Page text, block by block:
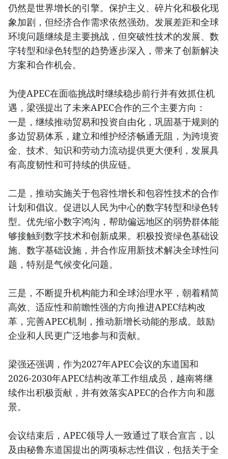
仍然是世界增长的引擎。保护主义、碎片化和极化现
象加剧，但经济合作需求依然强劲。发展差距和全球
环境问题继续是主要挑战，但突破性技术的发展、数
字转型和绿色转型的趋势逐步深入，带来了创新解决
方案和合作机会。
为使APEC在面临挑战时继续稳步前行并有效抓住机
遇，梁强提出了未来APEC合作的三个主要方向：
一是，继续推动贸易和投资自由化，巩固基于规则的
多边贸易体系，建立和维护经济畅通无阻，为跨境资
金、技术、知识和劳动力流动提供更大便利，发展具
有高度韧性和可持续的供应链。
二是，推动实施关于包容性增长和包容性技术的合作
计划和倡议。促进以人民为中心的数字转型和绿色转
型。优先缩小数字鸿沟，帮助偏远地区的弱势群体能
够接触到数字技术和创新成果。积极投资绿色基础设
施、数字基础设施，并合作应用新技术解决全球性问
题，特别是气候变化问题。
三是，不断提升机构能力和全球治理水平，朝着精简
高效、适应性和前瞻性强的方向推进APEC结构改
革，完善APEC机制，推动新增长动能的形成。鼓励
企业和人民更广泛地参与和贡献。
梁强还强调，作为2027年APEC会议的东道国和
2026-2030年APEC结构改革工作组成员，越南将继
续作出积极贡献，并有效落实APEC的合作方向和愿
景。
会议结束后，APEC领导人一致通过了联合宣言，以
及由秘鲁东道国提出的两项标志性倡议，包括关于全